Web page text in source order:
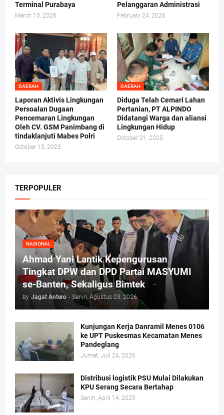
Terminal Purabaya
March 15, 2026
Pelanggaran Administrasi
February 24, 2026
DAERAH
Laporan Aktivis Lingkungan
Persoalan Dugaan
Pencemaran Lingkungan
Oleh CV. GSM Panimbang di
tindaklanjuti Mabes Polri
October 15, 2025
DAERAH
Diduga Telah Cemari Lahan
Pertanian, PT ALPINDO
Didatangi Warga dan aliansi
Lingkungan Hidup
October 01, 2025
TERPOPULER
NASIONAL
Ahmad Yani Lantik Kepengurusan
Tingkat DPW dan DPD Partai MASYUMI
se-Banten, Sekaligus Bimtek
by Jagat Antero - Senin, Agustus 03, 2026
Kunjungan Kerja Danramil Menes 0106
ke UPT Puskesmas Kecamatan Menes
Pandeglang
Jumat, Juli 24, 2026
Distribusi logistik PSU Mulai Dilakukan
KPU Serang Secara Bertahap
Senin, April 14, 2025